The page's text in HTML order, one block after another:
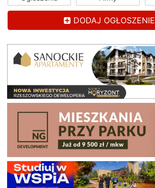
DODAJ OGŁOSZENIE